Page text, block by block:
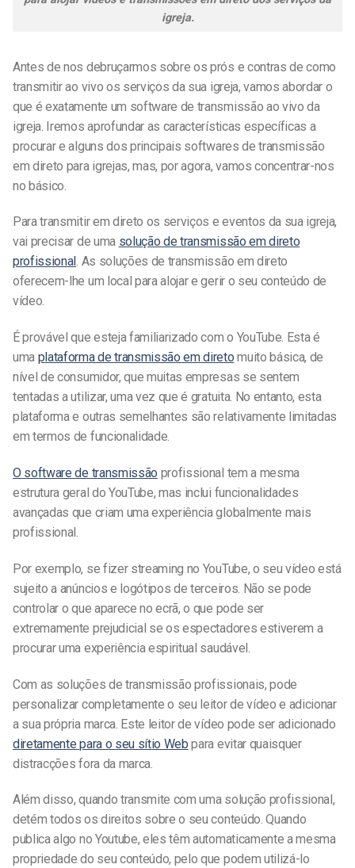
igreja.
Antes de nos debruçarmos sobre os prós e contras de como
transmitir ao vivo os serviços da sua igreja, vamos abordar o
que é exatamente um software de transmissão ao vivo da
igreja. Iremos aprofundar as características específicas a
procurar e alguns dos principais softwares de transmissão
em direto para igrejas, mas, por agora, vamos concentrar-nos
no básico.
Para transmitir em direto os serviços e eventos da sua igreja,
vai precisar de uma solução de transmissão em direto
profissional. As soluções de transmissão em direto
oferecem-lhe um local para alojar e gerir o seu conteúdo de
vídeo.
É provável que esteja familiarizado com o YouTube. Esta é
uma plataforma de transmissão em direto muito básica, de
nível de consumidor, que muitas empresas se sentem
tentadas a utilizar, uma vez que é gratuita. No entanto, esta
plataforma e outras semelhantes são relativamente limitadas
em termos de funcionalidade.
O software de transmissão profissional tem a mesma
estrutura geral do YouTube, mas inclui funcionalidades
avançadas que criam uma experiência globalmente mais
profissional.
Por exemplo, se fizer streaming no YouTube, o seu vídeo está
sujeito a anúncios e logótipos de terceiros. Não se pode
controlar o que aparece no ecrã, o que pode ser
extremamente prejudicial se os espectadores estiverem a
procurar uma experiência espiritual saudável.
Com as soluções de transmissão profissionais, pode
personalizar completamente o seu leitor de vídeo e adicionar
a sua própria marca. Este leitor de vídeo pode ser adicionado
diretamente para o seu sítio Web para evitar quaisquer
distracções fora da marca.
Além disso, quando transmite com uma solução profissional,
detém todos os direitos sobre o seu conteúdo. Quando
publica algo no Youtube, eles têm automaticamente a mesma
propriedade do seu conteúdo, pelo que podem utilizá-lo